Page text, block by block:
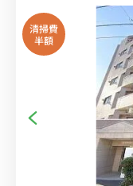
清掃費
半額